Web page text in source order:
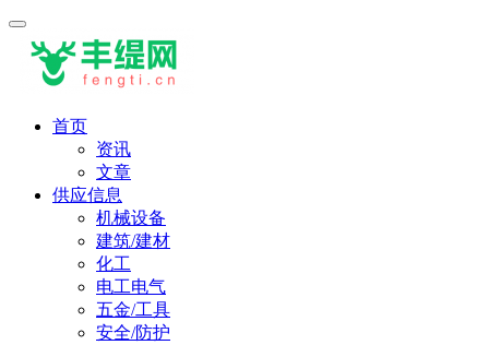
首页
资讯
文章
供应信息
机械设备
建筑/建材
化工
电工电气
五金/工具
安全/防护